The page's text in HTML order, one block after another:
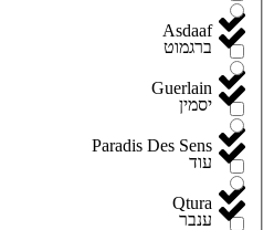
Asdaaf
Guerlain
Paradis Des Sens
Qtura
ברגמוט
יסמין
עוד
ענבר